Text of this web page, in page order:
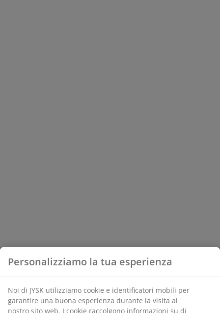
Personalizziamo la tua esperienza
Noi di JYSK utilizziamo cookie e identificatori mobili per
garantire una buona esperienza durante la visita al
nostro sito web. I cookie raccolgono informazioni su di